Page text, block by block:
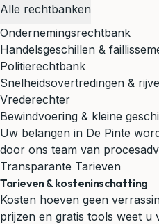
Alle rechtbanken
Ondernemingsrechtbank
Handelsgeschillen &
Politierechtbank
Snelheidsovertredingen &
Vrederechter
Bewindvoering & kleine
Uw belangen in De Pinte
door ons team van
Transparante Tarieven
Tarieven & kosteninschatting
Kosten hoeven geen
prijzen en gratis tools weet u